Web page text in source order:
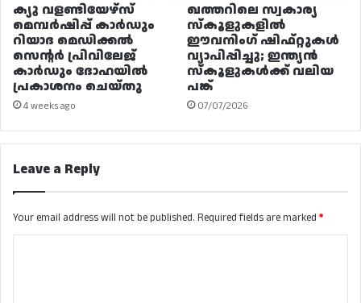
ക്യു വളണ്ടിയേഴ്‌സ്
മെമ്പർഷിപ്പ് കാർഡും
റിയാദ മെഡിക്കൽ
സെന്റർ പ്രിവിലേജ്
കാർഡും ദോഹയിൽ
പ്രകാശനം ചെയ്തു
4 weeks ago
ഖത്തറിലെ സ്വകാര്യ
സ്കൂളുകളിൽ
ഈവനിംഗ് ഷിഫ്റ്റുകൾ
വ്യാപിപ്പിച്ചു; ഇന്ത്യൻ
സ്കൂളുകൾക്ക് വലിയ
പങ്ക്
07/07/2026
Leave a Reply
Your email address will not be published. Required fields are marked *